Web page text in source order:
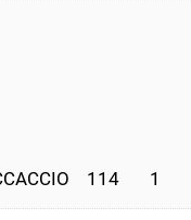
114       1